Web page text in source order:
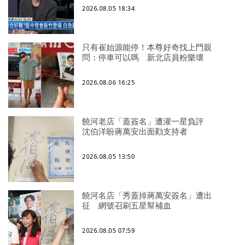
2026.08.05 18:34
只有崔始源能停！本尊好奇找上門親
問：停車可以嗎 新北店員粉樂壞
2026.08.06 16:25
饒河老店「蓋簽名」遭灌一星負評
沈伯洋盼蔣萬安出面勸支持者
2026.08.05 13:50
饒河名店「秀蓋掉蔣萬安簽名」遭出
征 網號召刷五星幫補血
2026.08.05 07:59